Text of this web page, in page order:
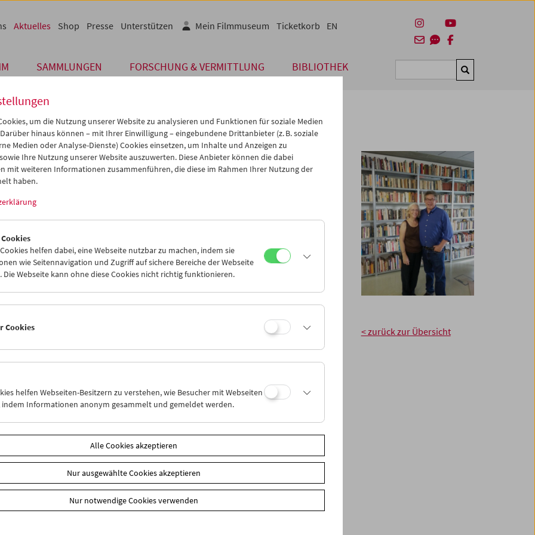
SAMMLUNGEN FORSCHUNG & VERMITTLUNG BIBLIOTHEK Suchen
Aktuelles Shop Presse Unterstützen Mein Filmmuseum Ticketkorb EN
2015
Vogel Library
waren Steven und Jane Vogel zu Besuch in Wien, um sich einen ersten Eindruck von
und Erfassung der Bibliothek von Stevens Vater zu verschaffen.
"After my father's death, the Vienna Film Museum purchased his entire library
to transport it back to this city in which he spent the first 17 years of his life until
and their Viennese supporters cruelly forced him and his family into exile. Their
for the younger generation at the Film Museum and for me and my brother too,
a kind of reconciliation, at least a partial one, despite the impossibility of ever
what had happened, what catastrophes of history (and personal catastrophes too)
particular set of books coming together in a collection in New York. Yesterday I was
the books, which are in the process of being cataloged. So strange to see them in
away in place and time, they're like old friends – like a long lost family. How strange
of a life is: his, mine, everyone's."
Library
< zurück zur Übersicht
um die Nutzung unserer Website zu analysieren und Funktionen für soziale Medien
hinaus können – mit Ihrer Einwilligung – eingebundene Drittanbieter (z. B. soziale
Medien oder Analyse-Dienste) Cookies einsetzen, um Inhalte und Anzeigen zu
Ihre Nutzung unserer Website auszuwerten. Diese Anbieter können die dabei
mit weiteren Informationen zusammenführen, die diese im Rahmen Ihrer Nutzung der
haben.
helfen dabei, eine Webseite nutzbar zu machen, indem sie
wie Seitennavigation und Zugriff auf sichere Bereiche der Webseite
Die Webseite kann ohne diese Cookies nicht richtig funktionieren.
Cookies
helfen Webseiten-Besitzern zu verstehen, wie Besucher mit Webseiten
indem Informationen anonym gesammelt und gemeldet werden.
Alle Cookies akzeptieren
Nur ausgewählte Cookies akzeptieren
Nur notwendige Cookies verwenden